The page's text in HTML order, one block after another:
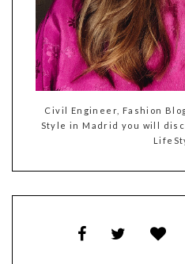
Civil Engineer, Fashion
Style in Madrid you will